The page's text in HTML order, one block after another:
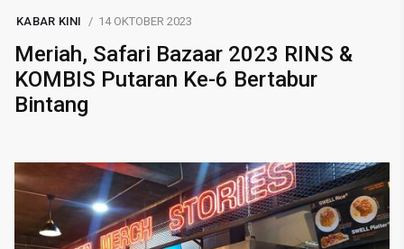
KABAR KINI 14 OKTOBER 2023
Meriah, Safari Bazaar 2023 RINS &
KOMBIS Putaran Ke-6 Bertabur
Bintang